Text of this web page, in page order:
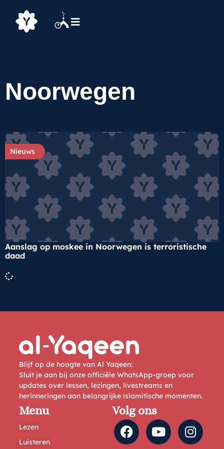
Noorwegen
Nieuws
Aanslag op moskee in Noorwegen is terroristische
daad
Blijf op de hoogte van Al Yaqeen:
Sluit je aan bij onze officiële WhatsApp-groep voor
updates over lessen, lezingen, livestreams en
herinneringen aan belangrijke islamitische momenten.
Menu
Lezen
Luisteren
Volg ons